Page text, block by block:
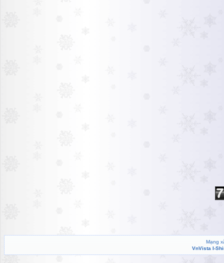
Mạng
VnVista I-